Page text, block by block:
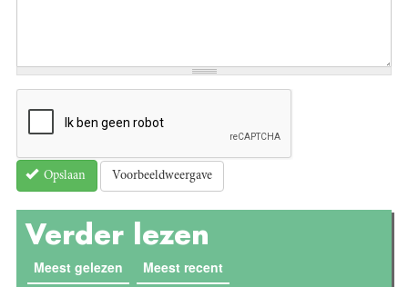
Opslaan Voorbeeldweergave
Verder lezen
Meest gelezen (actieve tabblad)
Meest recent